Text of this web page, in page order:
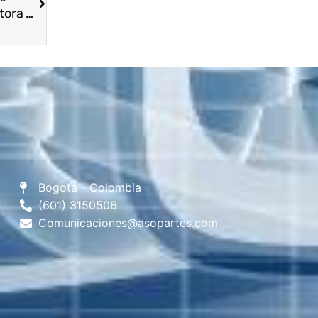
Asopartes Seccional Oriente con su Directora Yesenia Villamizar Castillo, Miembros de Junta Directiva y el Mayor Fabian León Policía MEBUC
Bogotá - Colombia
(601) 3150506
Comunicaciones@asopartes.com